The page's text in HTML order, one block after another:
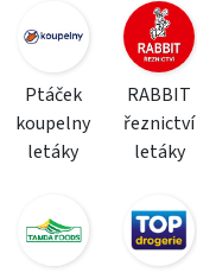
Ptáček
koupelny
letáky
RABBIT
řeznictví
letáky